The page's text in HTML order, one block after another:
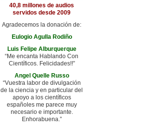
40,8 millones de audios
servidos desde 2009
Agradecemos la donación de:
Eulogio Agulla Rodiño
Luis Felipe Alburquerque
“Me encanta Hablando Con
Científicos. Felicidades!!”
Angel Quelle Russo
“Vuestra labor de divulgación
de la ciencia y en particular del
apoyo a los científicos
españoles me parece muy
necesario e importante.
Enhorabuena.”